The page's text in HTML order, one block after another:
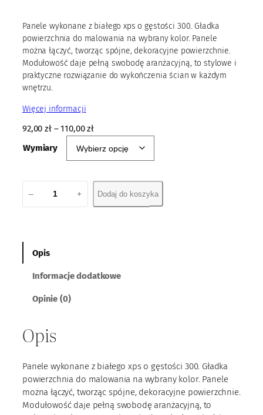
Panele wykonane z białego xps o gęstości 300. Gładka
powierzchnia do malowania na wybrany kolor. Panele
można łączyć, tworząc spójne, dekoracyjne powierzchnie.
Modułowość daje pełną swobodę aranżacyjną, to stylowe i
praktyczne rozwiązanie do wykończenia ścian w każdym
wnętrzu.
Więcej informacji
92,00zł–110,00zł
Wymiary
a
P
S
8
– + Dodaj do koszyka
Opis
Informacje dodatkowe
Opinie (0)
Opis
Panele wykonane z białego xps o gęstości 300. Gładka
powierzchnia do malowania na wybrany kolor. Panele
można łączyć, tworząc spójne, dekoracyjne powierzchnie.
Modułowość daje pełną swobodę aranżacyjną, to